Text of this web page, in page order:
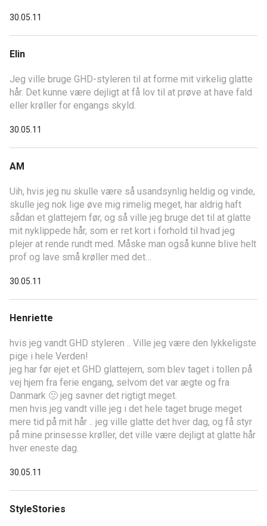
30.05.11
Elin
Jeg ville bruge GHD-styleren til at forme mit virkelig glatte
hår. Det kunne være dejligt at få lov til at prøve at have fald
eller krøller for engangs skyld.
30.05.11
AM
Uih, hvis jeg nu skulle være så usandsynlig heldig og vinde,
skulle jeg nok lige øve mig rimelig meget, har aldrig haft
sådan et glattejern før, og så ville jeg bruge det til at glatte
mit nyklippede hår, som er ret kort i forhold til hvad jeg
plejer at rende rundt med. Måske man også kunne blive helt
prof og lave små krøller med det…
30.05.11
Henriette
hvis jeg vandt GHD styleren .. Ville jeg være den lykkeligste
pige i hele Verden!
jeg har før ejet et GHD glattejern, som blev taget i tollen på
vej hjem fra ferie engang, selvom det var ægte og fra
Danmark 🙁 jeg savner det rigtigt meget.
men hvis jeg vandt ville jeg i det hele taget bruge meget
mere tid på mit hår .. jeg ville glatte det hver dag, og få styr
på mine prinsesse krøller, det ville være dejligt at glatte hår
hver eneste dag.
30.05.11
StyleStories